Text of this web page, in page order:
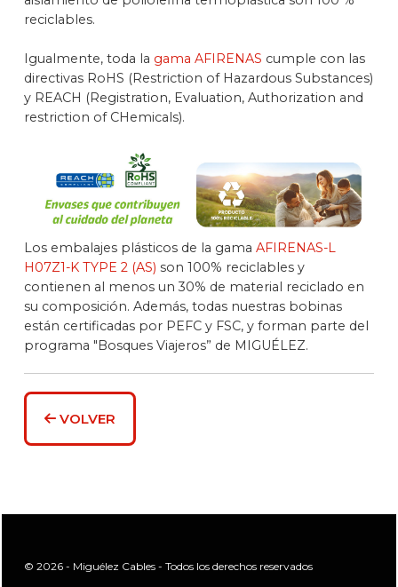
reciclables.
Igualmente, toda la gama AFIRENAS cumple con las
directivas RoHS (Restriction of Hazardous Substances)
y REACH (Registration, Evaluation, Authorization and
restriction of CHemicals).
Los embalajes plásticos de la gama AFIRENAS-L
H07Z1-K TYPE 2 (AS) son 100% reciclables y
contienen al menos un 30% de material reciclado en
su composición. Además, todas nuestras bobinas
están certificadas por PEFC y FSC, y forman parte del
programa "Bosques Viajeros” de MIGUÉLEZ.
VOLVER
© 2026 - Miguélez Cables - Todos los derechos reservados